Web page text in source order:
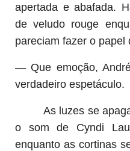
apertada e abafada.
de veludo rouge
pareciam fazer o papel
— Que emoção,
verdadeiro espetáculo.
As luzes se
o som de Cyndi
enquanto as cortinas